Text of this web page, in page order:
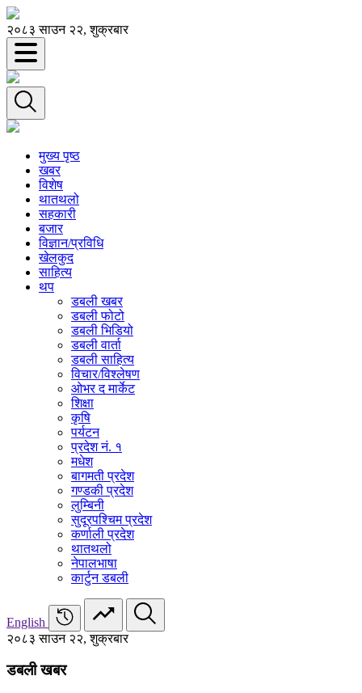
२०८३ साउन २२, शुक्रबार
मुख्य पृष्ठ
खबर
विशेष
थातथलो
सहकारी
बजार
विज्ञान/प्रविधि
खेलकुद
साहित्य
थप
डबली खबर
डबली फोटो
डबली भिडियो
डबली वार्ता
डबली साहित्य
विचार/विश्‍लेषण
ओभर द मार्केट
शिक्षा
कृषि
पर्यटन
प्रदेश नं. १
मधेश
बागमती प्रदेश
गण्डकी प्रदेश
लुम्बिनी
सुदूरपश्चिम प्रदेश
कर्णाली प्रदेश
थातथलो
नेपालभाषा
कार्टुन डबली
English
२०८३ साउन २२, शुक्रबार
डबली खबर